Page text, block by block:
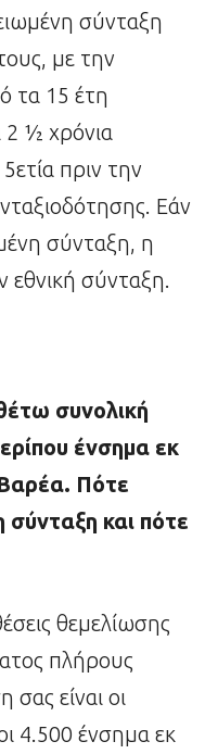
σύνταξη
με την
τα 15 έτη
2 ½ χρόνια
πριν την
Εάν
σύνταξη, η
εθνική σύνταξη.
συνολική
ένσημα εκ
Πότε
και πότε
θεμελίωσης
πλήρους
είναι οι
4.500 ένσημα εκ